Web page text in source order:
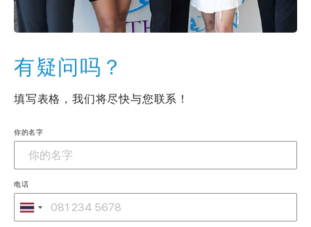
有疑问吗？
填写表格，我们将尽快与您联系！
你的名字
电话